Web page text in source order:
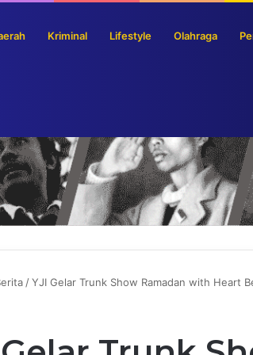
Kriminal Lifestyle Olahraga
/YJI Gelar Trunk Show Ramadan with Heart